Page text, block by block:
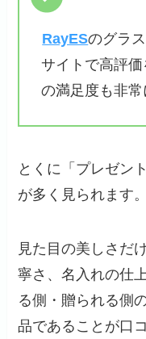
RayESのグラ
サイトで高評
の満足度も非常
とくに「プレゼン
が多く見られます。
見た目の美しさだ
寧さ、名入れの仕
る側・贈られる側
品であることが口